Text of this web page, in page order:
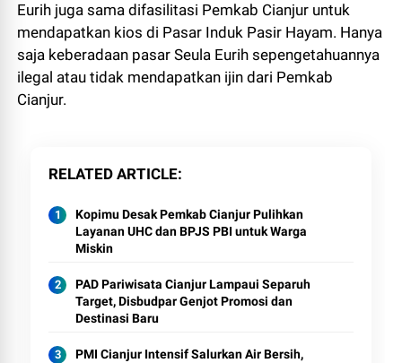
Eurih juga sama difasilitasi Pemkab Cianjur untuk
mendapatkan kios di Pasar Induk Pasir Hayam. Hanya
saja keberadaan pasar Seula Eurih sepengetahuannya
ilegal atau tidak mendapatkan ijin dari Pemkab
Cianjur.
RELATED ARTICLE
Kopimu Desak Pemkab Cianjur Pulihkan
Layanan UHC dan BPJS PBI untuk Warga
Miskin
PAD Pariwisata Cianjur Lampaui Separuh
Target, Disbudpar Genjot Promosi dan
Destinasi Baru
PMI Cianjur Intensif Salurkan Air Bersih,